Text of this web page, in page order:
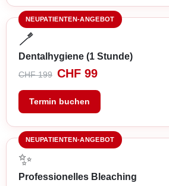
NEUPATIENTEN-ANGEBOT
🪥
Dentalhygiene (1 Stunde)
CHF 199 CHF 99
Termin buchen
NEUPATIENTEN-ANGEBOT
✨
Professionelles Bleaching